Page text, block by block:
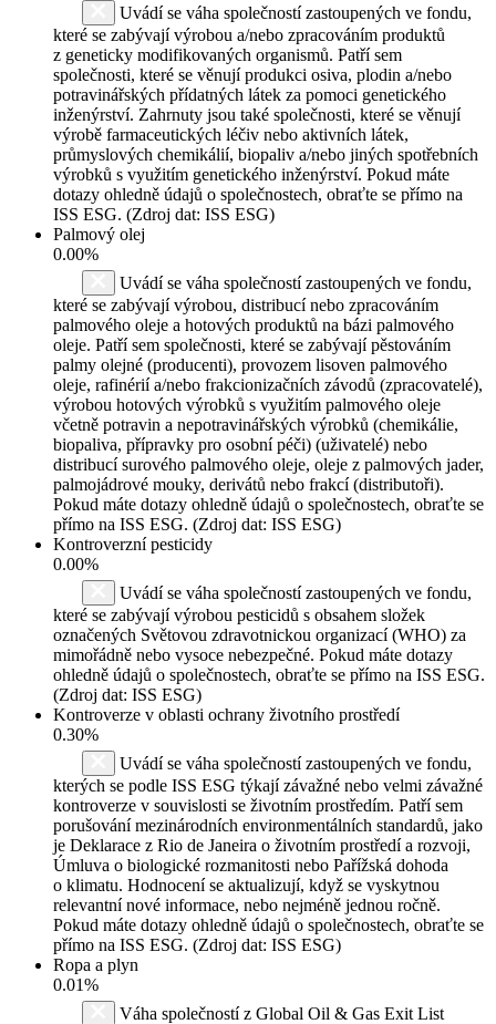
Uvádí se váha společností zastoupených ve fondu,
které se zabývají výrobou a/nebo zpracováním produktů
z geneticky modifikovaných organismů. Patří sem
společnosti, které se věnují produkci osiva, plodin a/nebo
potravinářských přídatných látek za pomoci genetického
inženýrství. Zahrnuty jsou také společnosti, které se věnují
výrobě farmaceutických léčiv nebo aktivních látek,
průmyslových chemikálií, biopaliv a/nebo jiných spotřebních
výrobků s využitím genetického inženýrství. Pokud máte
dotazy ohledně údajů o společnostech, obraťte se přímo na
ISS ESG. (Zdroj dat: ISS ESG)
Palmový olej
0.00%
Uvádí se váha společností zastoupených ve fondu,
které se zabývají výrobou, distribucí nebo zpracováním
palmového oleje a hotových produktů na bázi palmového
oleje. Patří sem společnosti, které se zabývají pěstováním
palmy olejné (producenti), provozem lisoven palmového
oleje, rafinérií a/nebo frakcionizačních závodů (zpracovatelé),
výrobou hotových výrobků s využitím palmového oleje
včetně potravin a nepotravinářských výrobků (chemikálie,
biopaliva, přípravky pro osobní péči) (uživatelé) nebo
distribucí surového palmového oleje, oleje z palmových jader,
palmojádrové mouky, derivátů nebo frakcí (distributoři).
Pokud máte dotazy ohledně údajů o společnostech, obraťte se
přímo na ISS ESG. (Zdroj dat: ISS ESG)
Kontroverzní pesticidy
0.00%
Uvádí se váha společností zastoupených ve fondu,
které se zabývají výrobou pesticidů s obsahem složek
označených Světovou zdravotnickou organizací (WHO) za
mimořádně nebo vysoce nebezpečné. Pokud máte dotazy
ohledně údajů o společnostech, obraťte se přímo na ISS ESG.
(Zdroj dat: ISS ESG)
Kontroverze v oblasti ochrany životního prostředí
0.30%
Uvádí se váha společností zastoupených ve fondu,
kterých se podle ISS ESG týkají závažné nebo velmi závažné
kontroverze v souvislosti se životním prostředím. Patří sem
porušování mezinárodních environmentálních standardů, jako
je Deklarace z Rio de Janeira o životním prostředí a rozvoji,
Úmluva o biologické rozmanitosti nebo Pařížská dohoda
o klimatu. Hodnocení se aktualizují, když se vyskytnou
relevantní nové informace, nebo nejméně jednou ročně.
Pokud máte dotazy ohledně údajů o společnostech, obraťte se
přímo na ISS ESG. (Zdroj dat: ISS ESG)
Ropa a plyn
0.01%
Váha společností z Global Oil & Gas Exit List